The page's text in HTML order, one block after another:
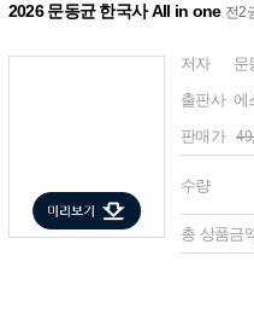
2026 문동균 한국사 All in one 전2
저자 문
출판사 에
판매가
수량
총 상품금